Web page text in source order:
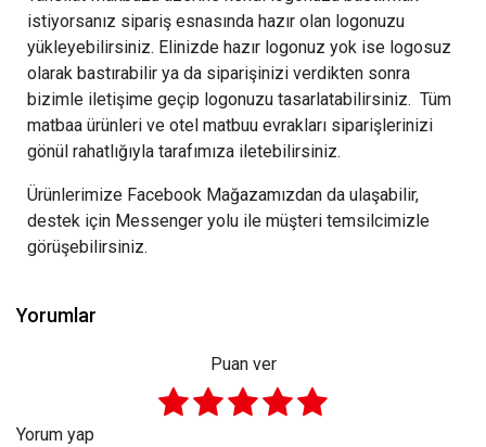
istiyorsanız sipariş esnasında hazır olan logonuzu
yükleyebilirsiniz. Elinizde hazır logonuz yok ise logosuz
olarak bastırabilir ya da siparişinizi verdikten sonra
bizimle iletişime geçip logonuzu tasarlatabilirsiniz. Tüm
matbaa ürünleri ve otel matbuu evrakları siparişlerinizi
gönül rahatlığıyla tarafımıza iletebilirsiniz.
Ürünlerimize Facebook Mağazamızdan da ulaşabilir,
destek için Messenger yolu ile müşteri temsilcimizle
görüşebilirsiniz.
Yorumlar
Puan ver
Yorum yap